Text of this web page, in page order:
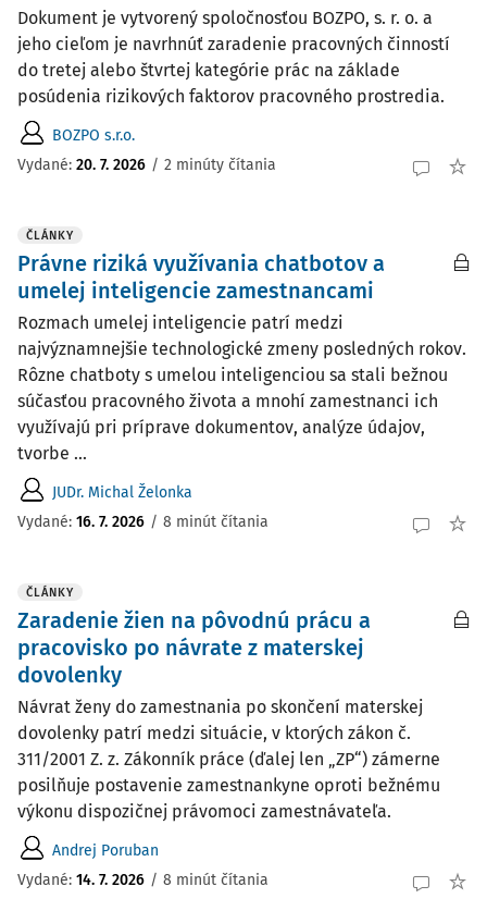
Dokument je vytvorený spoločnosťou BOZPO, s. r. o. a
jeho cieľom je navrhnúť zaradenie pracovných činností
do tretej alebo štvrtej kategórie prác na základe
posúdenia rizikových faktorov pracovného prostredia.
BOZPO s.r.o.
Vydané: 20. 7. 2026 / 2 minúty čítania
ČLÁNKY
Právne riziká využívania chatbotov a
umelej inteligencie zamestnancami
Rozmach umelej inteligencie patrí medzi
najvýznamnejšie technologické zmeny posledných rokov.
Rôzne chatboty s umelou inteligenciou sa stali bežnou
súčasťou pracovného života a mnohí zamestnanci ich
využívajú pri príprave dokumentov, analýze údajov,
tvorbe ...
JUDr. Michal Želonka
Vydané: 16. 7. 2026 / 8 minút čítania
ČLÁNKY
Zaradenie žien na pôvodnú prácu a
pracovisko po návrate z materskej
dovolenky
Návrat ženy do zamestnania po skončení materskej
dovolenky patrí medzi situácie, v ktorých zákon č.
311/2001 Z. z. Zákonník práce (ďalej len „ZP“) zámerne
posilňuje postavenie zamestnankyne oproti bežnému
výkonu dispozičnej právomoci zamestnávateľa.
Andrej Poruban
Vydané: 14. 7. 2026 / 8 minút čítania